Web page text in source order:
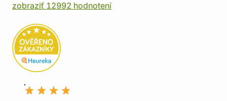
zobraziť 12992 hodnotení